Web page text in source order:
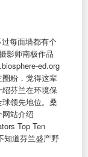
每面墙都有个
影师南极作品
ed.org
粉，觉得这辈
芬兰在环境保
领先地位。桑
站介绍
Top Ten
知道芬兰盛产野